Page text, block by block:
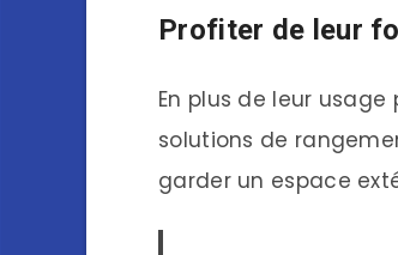
Profiter de leur
En plus de leur
solutions de
garder un espace